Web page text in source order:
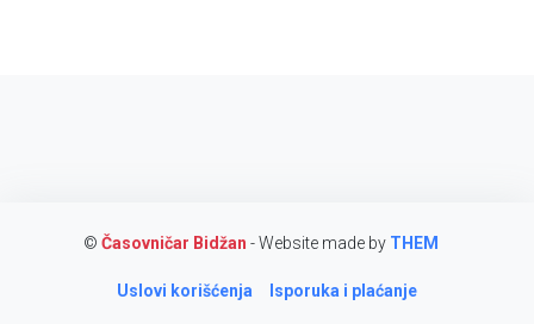
© Časovničar Bidžan - Website made by THEM
Uslovi korišćenja Isporuka i plaćanje